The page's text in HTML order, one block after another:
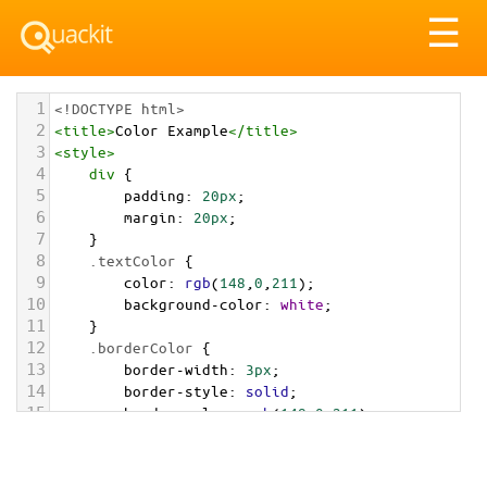
☰
1 <!DOCTYPE html>
2 <title>Color Example</title>
3 <style>
4 div {
5 padding: 20px;
6 margin: 20px;
7 }
8 .textColor {
9 color: rgb(148 0 211 );
10 background-color: white;
11 }
12 .borderColor {
13 border-width: 3px;
14 border-style: solid;
15 border-color: rgb(148,0,211);